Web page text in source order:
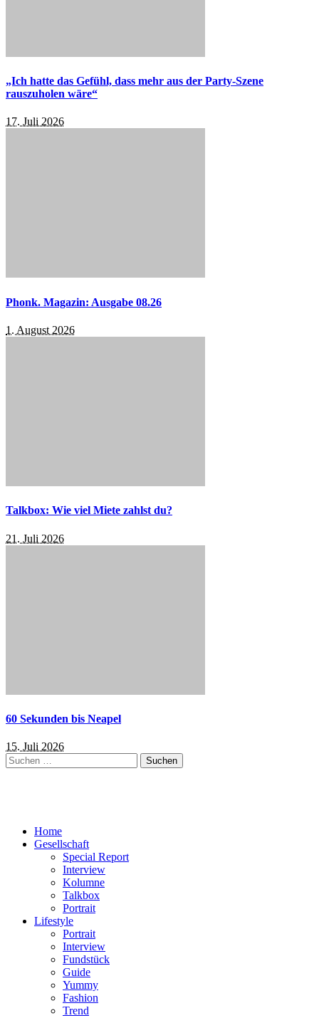
„Ich hatte das Gefühl, dass mehr aus der Party-Szene
rauszuholen wäre“
17. Juli 2026
Phonk. Magazin: Ausgabe 08.26
1. August 2026
Talkbox: Wie viel Miete zahlst du?
21. Juli 2026
60 Sekunden bis Neapel
15. Juli 2026
Suchen
nach:
Home
Gesellschaft
Special Report
Interview
Kolumne
Talkbox
Portrait
Lifestyle
Portrait
Interview
Fundstück
Guide
Yummy
Fashion
Trend